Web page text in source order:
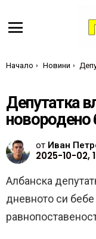
Ти си тук:
Начало Новини Депутатка
Депутатка
новородено
от Иван
2025-10-02,
Албанска
дневното си